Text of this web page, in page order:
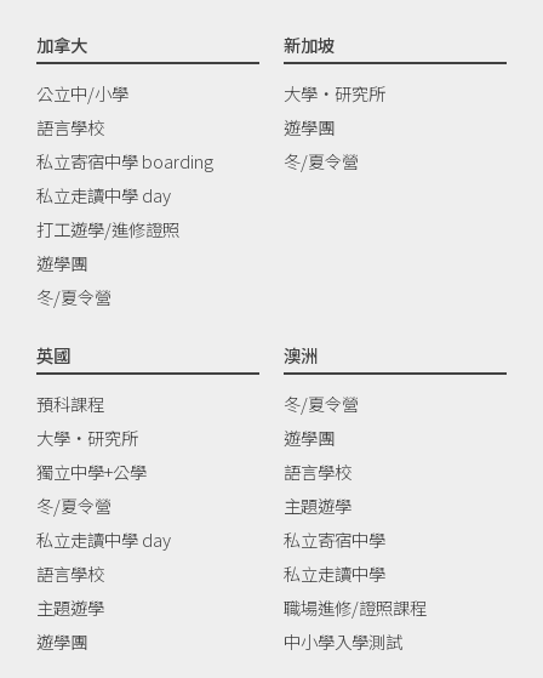
加拿大
公立中/小學
語言學校
私立寄宿中學 boarding
私立走讀中學 day
打工遊學/進修證照
遊學團
冬/夏令營
新加坡
大學‧研究所
遊學團
冬/夏令營
英國
預科課程
大學‧研究所
獨立中學+公學
冬/夏令營
私立走讀中學 day
語言學校
主題遊學
遊學團
澳洲
冬/夏令營
遊學團
語言學校
主題遊學
私立寄宿中學
私立走讀中學
職場進修/證照課程
中小學入學測試